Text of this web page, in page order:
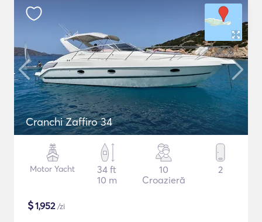
Cranchi Zaffiro 34
Motor Yacht
34 ft
10 m
10
Croazieră
2
$1,952/zi